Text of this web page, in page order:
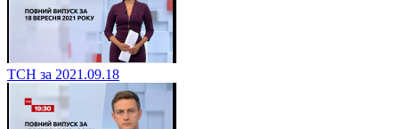
ТСН за 2021.09.18